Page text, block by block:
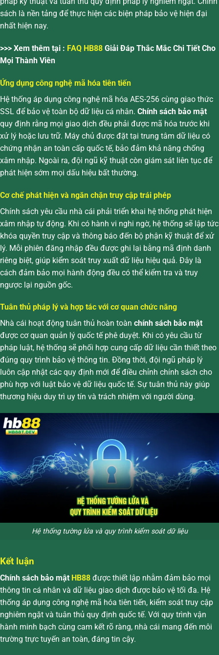
sách là nền tảng để thực hiện các biện pháp bảo vệ hiện đại
nhất hiện nay.
>>> Xem thêm tại : FAQ HB88 Giải Đáp Thắc Mắc Chi Tiết Cho
Mọi Thành Viên
Ứng dụng công nghệ mã hóa tiên tiến
Hệ thống áp dụng công nghệ mã hóa AES-256 cùng giao thức
SSL để bảo vệ toàn bộ dữ liệu cá nhân. Chính sách bảo mật
quy định rằng mọi giao dịch đều phải được mã hóa trước khi
xử lý hoặc lưu trữ. Máy chủ được đặt tại trung tâm dữ liệu có
chứng nhận an toàn cấp quốc tế, bảo đảm khả năng chống
xâm nhập. Ngoài ra, đội ngũ kỹ thuật còn giám sát liên tục để
phát hiện sớm mọi dấu hiệu bất thường.
Cơ chế phát hiện và ngăn chặn truy cập trái phép
Chính sách yêu cầu nhà cái phải triển khai hệ thống phát hiện
xâm nhập tự động. Khi có hành vi nghi ngờ, hệ thống sẽ lập tức
khóa quyền truy cập và thông báo đến bộ phận kỹ thuật để xử
lý. Mỗi phiên đăng nhập đều được ghi lại bằng mã định danh
riêng biệt, giúp kiểm soát truy xuất dữ liệu hiệu quả. Đây là
cách đảm bảo mọi hành động đều có thể kiểm tra và truy
ngược lại nguồn gốc.
Tuân thủ pháp lý và hợp tác với cơ quan chức năng
Nhà cái hoạt động tuân thủ hoàn toàn chính sách bảo mật
được cơ quan quản lý quốc tế phê duyệt. Khi có yêu cầu từ
pháp luật, hệ thống sẽ phối hợp cung cấp dữ liệu cần thiết theo
đúng quy trình bảo vệ thông tin. Đồng thời, đội ngũ pháp lý
luôn cập nhật các quy định mới để điều chỉnh chính sách cho
phù hợp với luật bảo vệ dữ liệu quốc tế. Sự tuân thủ này giúp
thương hiệu duy trì uy tín và trách nhiệm với người dùng.
Hệ thống tường lửa và quy trình kiểm soát dữ liệu
Kết luận
Chính sách bảo mật HB88 được thiết lập nhằm đảm bảo mọi
thông tin cá nhân và dữ liệu giao dịch được bảo vệ tối đa. Hệ
thống áp dụng công nghệ mã hóa tiên tiến, kiểm soát truy cập
nghiêm ngặt và tuân thủ quy định quốc tế. Với quy trình vận
hành minh bạch cùng cam kết rõ ràng, nhà cái mang đến môi
trường trực tuyến an toàn, đáng tin cậy.